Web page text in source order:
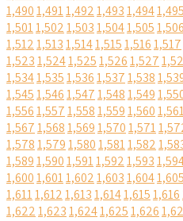
1,4901,4911,4921,4931,4941,495
1,5011,5021,5031,5041,5051,506
1,5121,5131,5141,5151,5161,517
1,5231,5241,5251,5261,527
1,5341,5351,5361,5371,538
1,5451,5461,5471,5481,549
1,5561,5571,5581,5591,560
1,5671,5681,5691,5701,571
1,5781,5791,5801,5811,582
1,5891,5901,5911,5921,593
1,6001,6011,6021,6031,6041,605
1,6111,6121,6131,6141,6151,616
1,6221,6231,6241,6251,626